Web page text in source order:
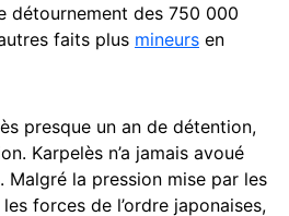
détournement des 750 000
faits plus mineurs en
presque un an de détention,
Karpelès n’a jamais avoué
la pression mise par les
forces de l’ordre japonaises,